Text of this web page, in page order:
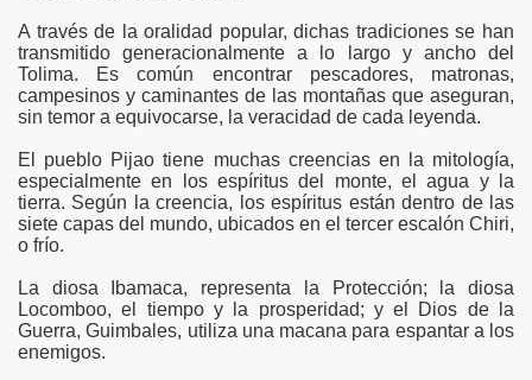
A través de la oralidad popular, dichas tradiciones se han
transmitido generacionalmente a lo largo y ancho del
Tolima. Es común encontrar pescadores, matronas,
campesinos y caminantes de las montañas que aseguran,
sin temor a equivocarse, la veracidad de cada leyenda.
El pueblo Pijao tiene muchas creencias en la mitología,
especialmente en los espíritus del monte, el agua y la
tierra. Según la creencia, los espíritus están dentro de las
siete capas del mundo, ubicados en el tercer escalón Chiri,
o frío.
La diosa Ibamaca, representa la Protección; la diosa
Locomboo, el tiempo y la prosperidad; y el Dios de la
Guerra, Guimbales, utiliza una macana para espantar a los
enemigos.